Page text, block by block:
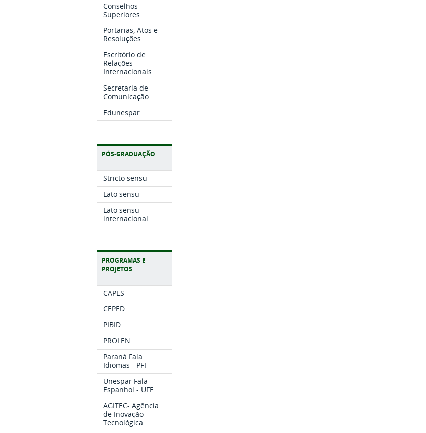
Conselhos
Superiores
Portarias, Atos e
Resoluções
Escritório de
Relações
Internacionais
Secretaria de
Comunicação
Edunespar
PÓS-GRADUAÇÃO
Stricto sensu
Lato sensu
Lato sensu
internacional
PROGRAMAS E
PROJETOS
CAPES
CEPED
PIBID
PROLEN
Paraná Fala
Idiomas - PFI
Unespar Fala
Espanhol - UFE
AGITEC- Agência
de Inovação
Tecnológica